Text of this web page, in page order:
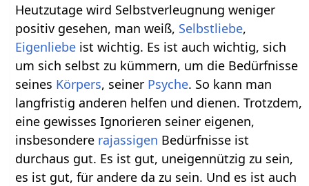
Heutzutage wird Selbstverleugnung weniger
positiv gesehen, man weiß, Selbstliebe,
Eigenliebe ist wichtig. Es ist auch wichtig, sich
um sich selbst zu kümmern, um die Bedürfnisse
seines Körpers, seiner Psyche. So kann man
langfristig anderen helfen und dienen. Trotzdem,
eine gewisses Ignorieren seiner eigenen,
insbesondere rajassigen Bedürfnisse ist
durchaus gut. Es ist gut, uneigennützig zu sein,
es ist gut, für andere da zu sein. Und es ist auch